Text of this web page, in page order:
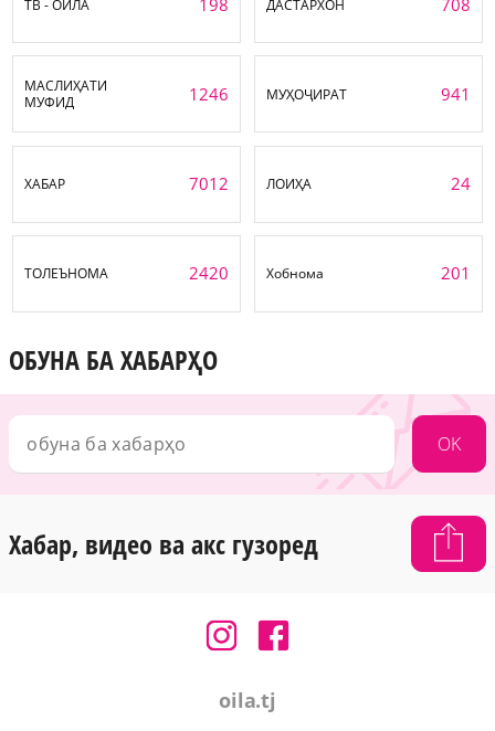
ТВ - ОИЛА ДАСТАРХОН
МАСЛИҲАТИ
МУФИД
1246 МУҲОҶИРАТ 941
ХАБАР 7012 ЛОИҲА 24
ТОЛЕЪНОМА 2420 Хобнома 201
ОБУНА БА ХАБАРҲО
OK
Хабар, видео ва акс гузоред
oila.tj